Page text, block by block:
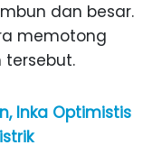
dan besar.
memotong
Inka Optimistis